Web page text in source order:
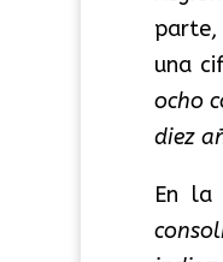
parte,
una
ocho
diez
En la